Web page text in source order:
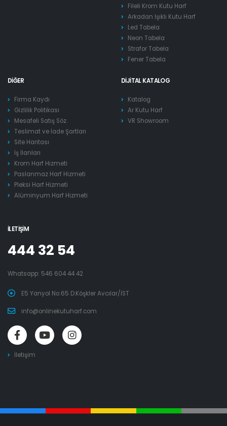
Fileli Krom Kutu Harf
Arkadan Işıklı Kutu Harf
Led Tabela
Neon Tabela
Strafor Tabela
Fener Tabela
DIĞER
Firma Kaydı
Gizlilik Politikası
Mesafeli Satış Söz.
Teslimat ve İade Şartları
Site Haritası
İş İlanları
Krom Harf Hizmeti
Paslanmaz Harf Hizmeti
Pleksi Harf Hizmeti
Alüminyum Harf Hizmeti
DIJITAL KATALOG
Katalog
Ar Kutu Harf
VR Showroom
İLETIŞIM
444 32 54
Whatsapp: 546 604 44 42
E5 Yanyol No:65 D.Köşkler Avcılar/İST
info@onlinekutuharf.com
İletişim